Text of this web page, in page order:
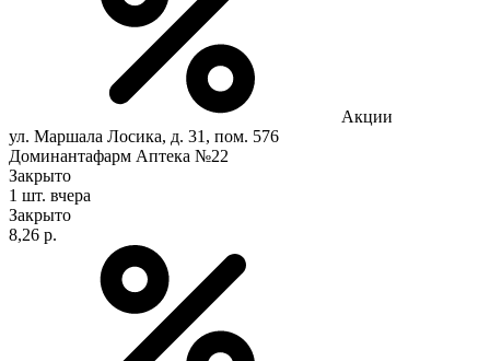
Акции
ул. Маршала Лосика, д. 31, пом. 576
Доминантафарм Аптека №22
Закрыто
1 шт. вчера
Закрыто
8,26 р.